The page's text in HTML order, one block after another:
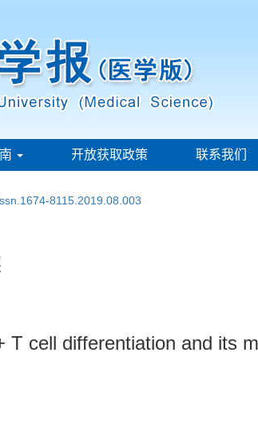
开放获取政策 联系我们
8115.2019.08.003
cell differentiation and its